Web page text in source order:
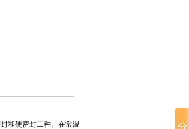
和硬密封二种。在常温